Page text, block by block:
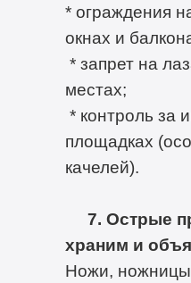
* ограждения
окнах и
* запрет на
местах;
* контроль за
площадках
качелей).
7. Острые
храним и
Ножи,